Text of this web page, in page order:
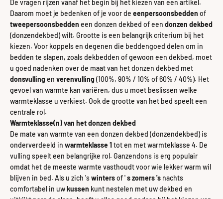
De vragen rijzen vanaf het begin bij het kiezen van een artikel.
Daarom moet je bedenken of je voor de eenpersoonsbedden of
tweepersoonsbedden een donzen dekbed of een donzen dekbed
(donzendekbed) wilt. Grootte is een belangrijk criterium bij het
kiezen. Voor koppels en degenen die beddengoed delen om in
bedden te slapen, zoals dekbedden of gewoon een dekbed, moet
u goed nadenken over de maat van het donzen dekbed met
donsvulling en verenvulling (100%, 90% / 10% of 60% / 40%). Het
gevoel van warmte kan variëren, dus u moet beslissen welke
warmteklasse u verkiest. Ook de grootte van het bed speelt een
centrale rol.
Warmteklasse(n) van het donzen dekbed
De mate van warmte van een donzen dekbed (donzendekbed) is
onderverdeeld in warmteklasse 1tot en met warmteklasse 4. De
vulling speelt een belangrijke rol. Ganzendons is erg populair
omdat het de meeste warmte vasthoudt voor wie lekker warm wil
blijven in bed. Als u zich 'swintersof 's zomers 's nachts
comfortabel in uwkussen kunt nestelen met uw dekbed en